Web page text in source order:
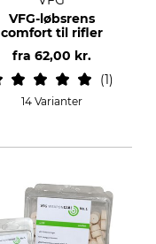
VFG-løbsrens
comfort til rifler
fra 62,00 kr.
1
14 Varianter